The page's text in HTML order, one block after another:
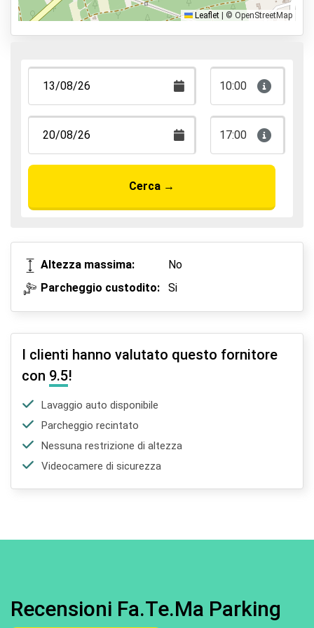
Parcheggia e cammina
Parcheggia, dormi e vola
Leaflet © OpenStreetMap
10:00
17:00
Cerca →
Altezza massima:
No
Parcheggio custodito:
Si
I clienti hanno valutato questo fornitore
con 9.5!
Lavaggio auto disponibile
Parcheggio recintato
Nessuna restrizione di altezza
Videocamere di sicurezza
Recensioni Fa.Te.Ma Parking